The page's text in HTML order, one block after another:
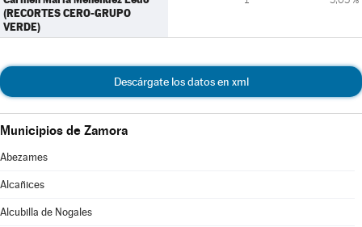
(RECORTES CERO-GRUPO
VERDE)
Descárgate los datos en xml
Municipios de Zamora
Abezames
Alcañices
Alcubilla de Nogales